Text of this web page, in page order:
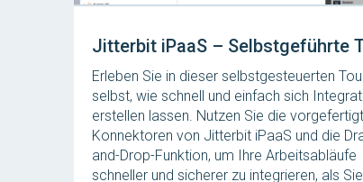
Jitterbit iPaaS – Selbstgeführte
Erleben Sie in dieser selbstgesteuerten
selbst, wie schnell und einfach sich
erstellen lassen. Nutzen Sie die
Konnektoren von Jitterbit iPaaS und die
and-Drop-Funktion, um Ihre Arbeitsabläufe
schneller und sicherer zu integrieren, als